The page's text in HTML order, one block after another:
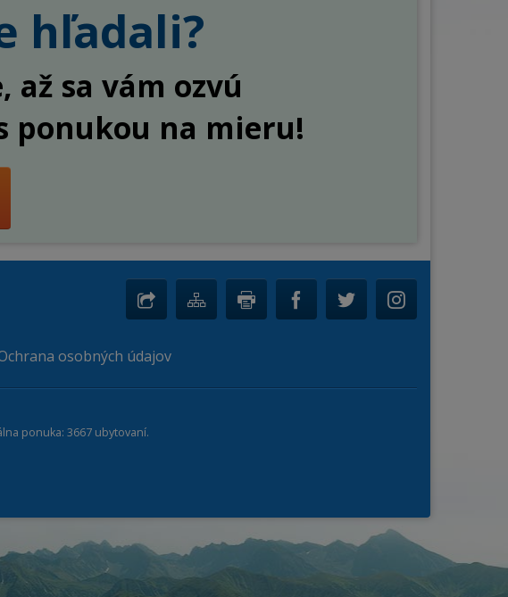
hľadali?
sa vám ozvú
ponukou na mieru!
osobných údajov
ponuka: 3667 ubytovaní.